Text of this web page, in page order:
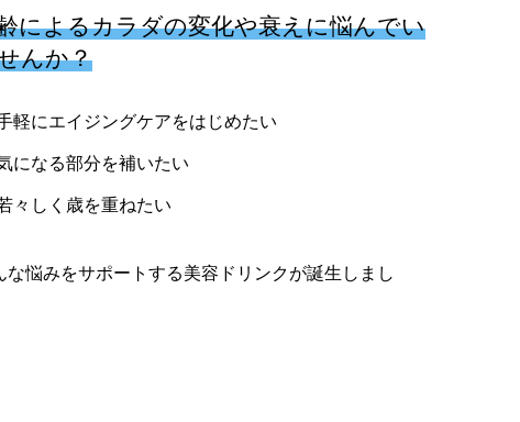
によるカラダの変化や衰えに悩んでい
んか？
軽にエイジングケアをはじめたい
になる部分を補いたい
々しく歳を重ねたい
な悩みをサポートする美容ドリンクが誕生しまし